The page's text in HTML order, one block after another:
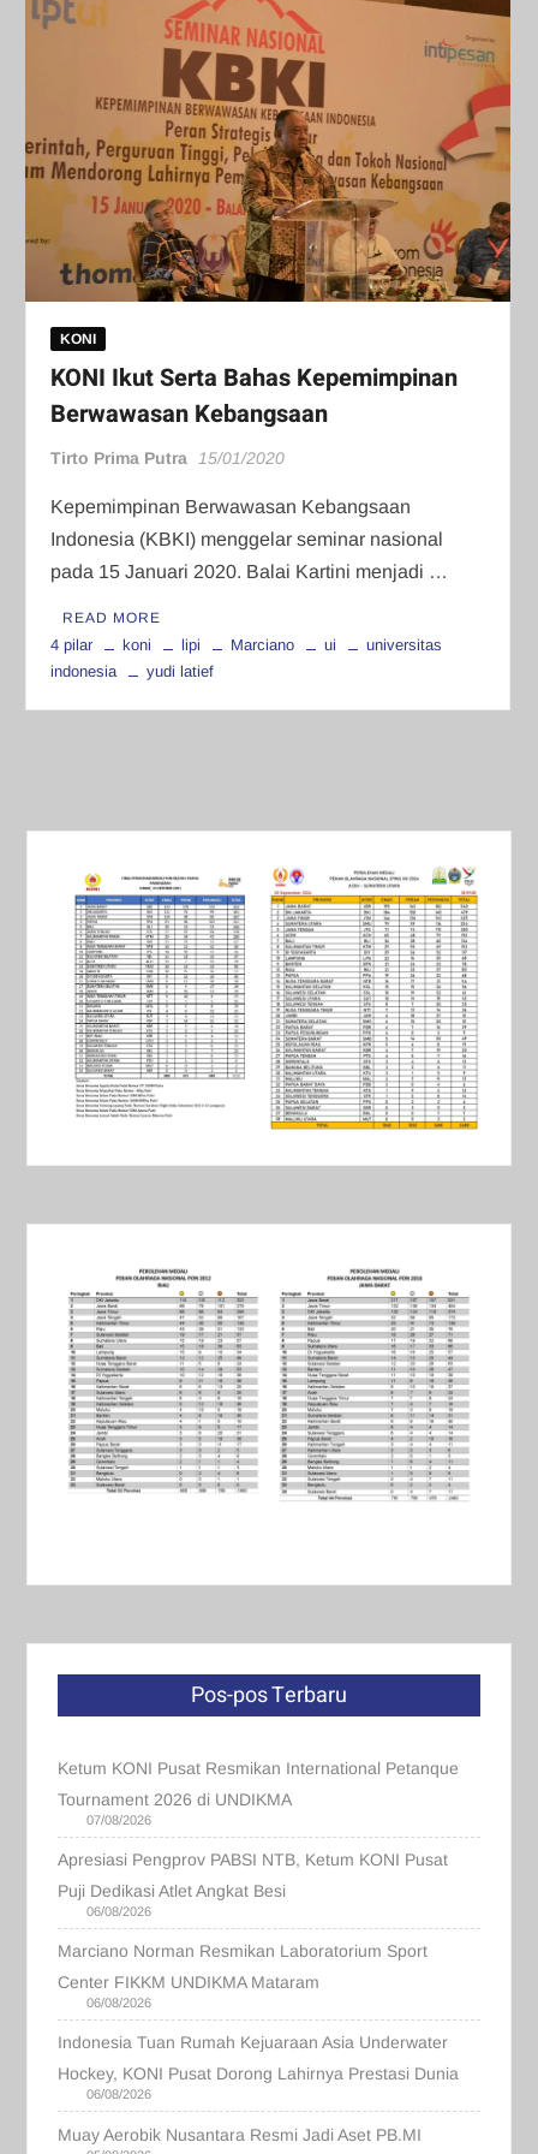
KONI
KONI Ikut Serta Bahas Kepemimpinan
Berwawasan Kebangsaan
Tirto Prima Putra 15/01/2020
Kepemimpinan Berwawasan Kebangsaan
Indonesia (KBKI) menggelar seminar nasional
pada 15 Januari 2020. Balai Kartini menjadi …
READ MORE
4 pilar koni lipi Marciano ui
universitas
indonesia
yudi latief
Pos-pos Terbaru
Ketum KONI Pusat Resmikan International Petanque
Tournament 2026 di UNDIKMA
07/08/2026
Apresiasi Pengprov PABSI NTB, Ketum KONI Pusat
Puji Dedikasi Atlet Angkat Besi
06/08/2026
Marciano Norman Resmikan Laboratorium Sport
Center FIKKM UNDIKMA Mataram
06/08/2026
Indonesia Tuan Rumah Kejuaraan Asia Underwater
Hockey, KONI Pusat Dorong Lahirnya Prestasi Dunia
06/08/2026
Muay Aerobik Nusantara Resmi Jadi Aset PB.MI